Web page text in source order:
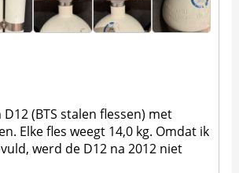
(BTS stalen flessen) met
Elke fles weegt 14,0 kg. Omdat ik
werd de D12 na 2012 niet